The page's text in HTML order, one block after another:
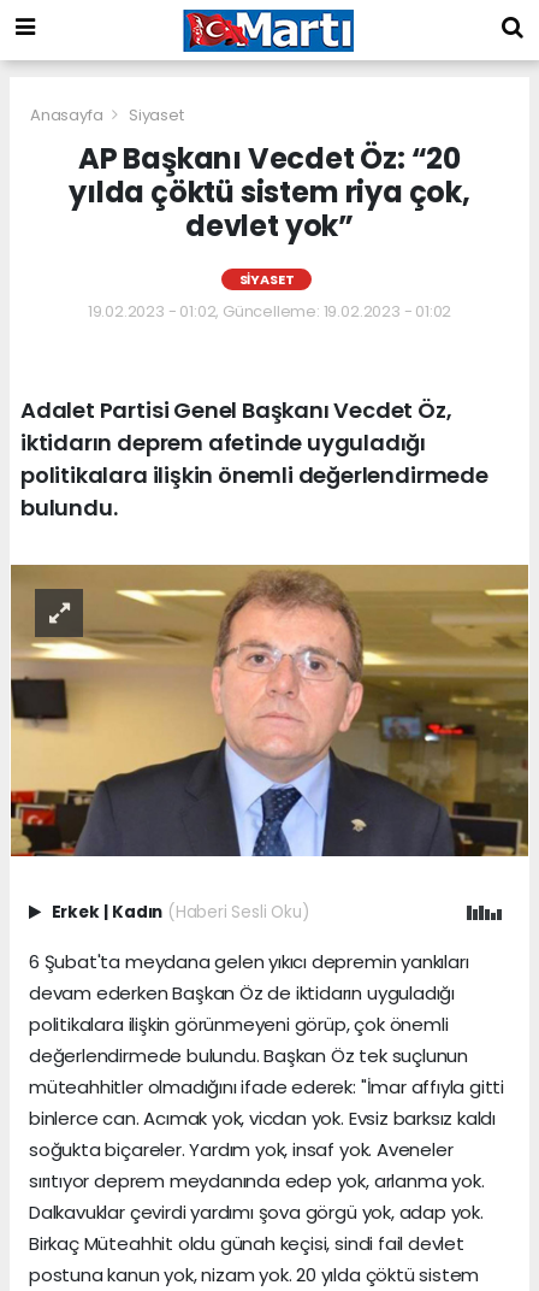
Anasayfa Siyaset
AP Başkanı Vecdet Öz: “20
yılda çöktü sistem riya çok,
devlet yok”
SIYASET
19.02.2023 - 01:02, Güncelleme: 19.02.2023 - 01:02
Adalet Partisi Genel Başkanı Vecdet Öz,
iktidarın deprem afetinde uyguladığı
politikalara ilişkin önemli değerlendirmede
bulundu.
Erkek | Kadın (Haberi Sesli Oku)
6 Şubat'ta meydana gelen yıkıcı depremin yankıları
devam ederken Başkan Öz de iktidarın uyguladığı
politikalara ilişkin görünmeyeni görüp, çok önemli
değerlendirmede bulundu. Başkan Öz tek suçlunun
müteahhitler olmadığını ifade ederek: "İmar affıyla gitti
binlerce can. Acımak yok, vicdan yok. Evsiz barksız kaldı
soğukta biçareler. Yardım yok, insaf yok. Aveneler
sırıtıyor deprem meydanında edep yok, arlanma yok.
Dalkavuklar çevirdi yardımı şova görgü yok, adap yok.
Birkaç Müteahhit oldu günah keçisi, sindi fail devlet
postuna kanun yok, nizam yok. 20 yılda çöktü sistem